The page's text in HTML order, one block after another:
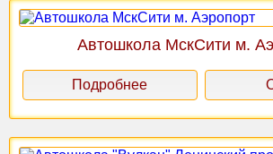
Автошкола МскСити м.
Подробнее